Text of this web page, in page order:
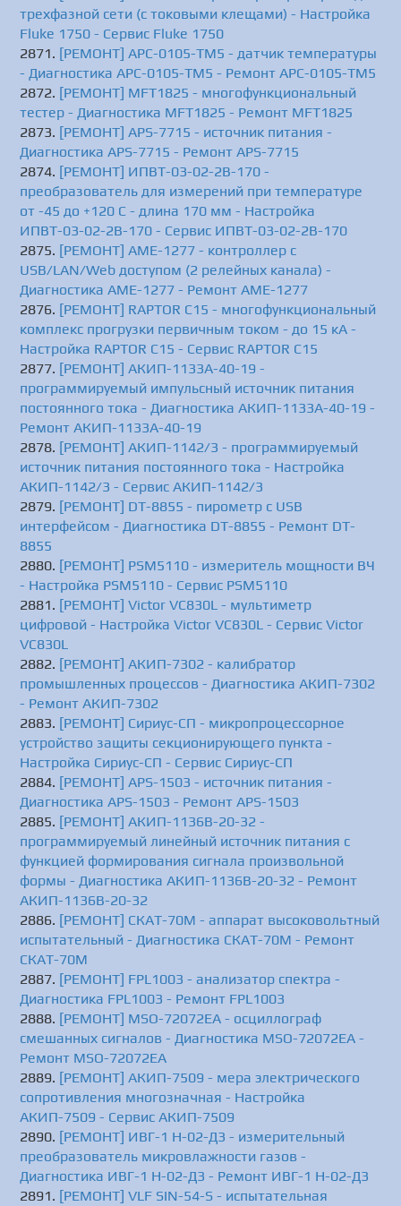
трехфазной сети (с токовыми клещами) - Настройка
Fluke 1750 - Сервис Fluke 1750
[РЕМОНТ] АРС-0105-ТМ5 - датчик температуры
- Диагностика АРС-0105-ТМ5 - Ремонт АРС-0105-ТМ5
[РЕМОНТ] MFT1825 - многофункциональный
тестер - Диагностика MFT1825 - Ремонт MFT1825
[РЕМОНТ] APS-7715 - источник питания -
Диагностика APS-7715 - Ремонт APS-7715
[РЕМОНТ] ИПВТ-03-02-2В-170 -
преобразователь для измерений при температуре
от -45 до +120 C - длина 170 мм - Настройка
ИПВТ-03-02-2В-170 - Сервис ИПВТ-03-02-2В-170
[РЕМОНТ] АМЕ-1277 - контроллер с
USB/LAN/Web доступом (2 релейных канала) -
Диагностика АМЕ-1277 - Ремонт АМЕ-1277
[РЕМОНТ] RAPTOR C15 - многофункциональный
комплекс прогрузки первичным током - до 15 кА -
Настройка RAPTOR C15 - Сервис RAPTOR C15
[РЕМОНТ] АКИП-1133А-40-19 -
программируемый импульсный источник питания
постоянного тока - Диагностика АКИП-1133А-40-19 -
Ремонт АКИП-1133А-40-19
[РЕМОНТ] АКИП-1142/3 - программируемый
источник питания постоянного тока - Настройка
АКИП-1142/3 - Сервис АКИП-1142/3
[РЕМОНТ] DT-8855 - пирометр с USB
интерфейсом - Диагностика DT-8855 - Ремонт DT-
8855
[РЕМОНТ] PSM5110 - измеритель мощности ВЧ
- Настройка PSM5110 - Сервис PSM5110
[РЕМОНТ] Victor VC830L - мультиметр
цифровой - Настройка Victor VC830L - Сервис Victor
VC830L
[РЕМОНТ] АКИП-7302 - калибратор
промышленных процессов - Диагностика АКИП-7302
- Ремонт АКИП-7302
[РЕМОНТ] Сириус-СП - микропроцессорное
устройство защиты секционирующего пункта -
Настройка Сириус-СП - Сервис Сириус-СП
[РЕМОНТ] APS-1503 - источник питания -
Диагностика APS-1503 - Ремонт APS-1503
[РЕМОНТ] АКИП-1136B-20-32 -
программируемый линейный источник питания с
функцией формирования сигнала произвольной
формы - Диагностика АКИП-1136B-20-32 - Ремонт
АКИП-1136B-20-32
[РЕМОНТ] СКАТ-70М - аппарат высоковольтный
испытательный - Диагностика СКАТ-70М - Ремонт
СКАТ-70М
[РЕМОНТ] FPL1003 - анализатор спектра -
Диагностика FPL1003 - Ремонт FPL1003
[РЕМОНТ] MSO-72072EA - осциллограф
смешанных сигналов - Диагностика MSO-72072EA -
Ремонт MSO-72072EA
[РЕМОНТ] АКИП-7509 - мера электрического
сопротивления многозначная - Настройка
АКИП-7509 - Сервис АКИП-7509
[РЕМОНТ] ИВГ-1 Н-02-Д3 - измерительный
преобразователь микровлажности газов -
Диагностика ИВГ-1 Н-02-Д3 - Ремонт ИВГ-1 Н-02-Д3
[РЕМОНТ] VLF SIN-54-S - испытательная